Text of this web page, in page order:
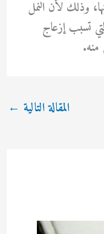
وذلك لأن النمل
تسبب إزعاج
المقالة التالية ←